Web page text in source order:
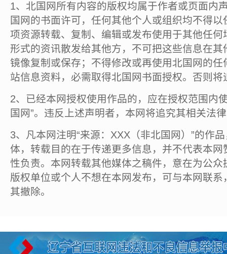
1、北国网所有内容的版权均属于作者或页面内
国网的书面许可，任何其他个人或组织均不得
项资源转载、复制、编辑或发布使用于其他任
形式的资讯散发给其他方，不可把这些信息在
镜像复制或保存；不得修改或再使用北国网的
站信息资料，必需取得北国网书面授权。否则将
2、已经本网授权使用作品的，应在授权范围内
国网”。违反上述声明者，本网将追究其相关法
3、凡本网注明“来源：XXX（非北国网）”的作
体，转载目的在于传递更多信息，并不代表本
性负责。本网转载其他媒体之稿件，意在为公
版权单位或个人不想在本网发布，可与本网联
其撤除。